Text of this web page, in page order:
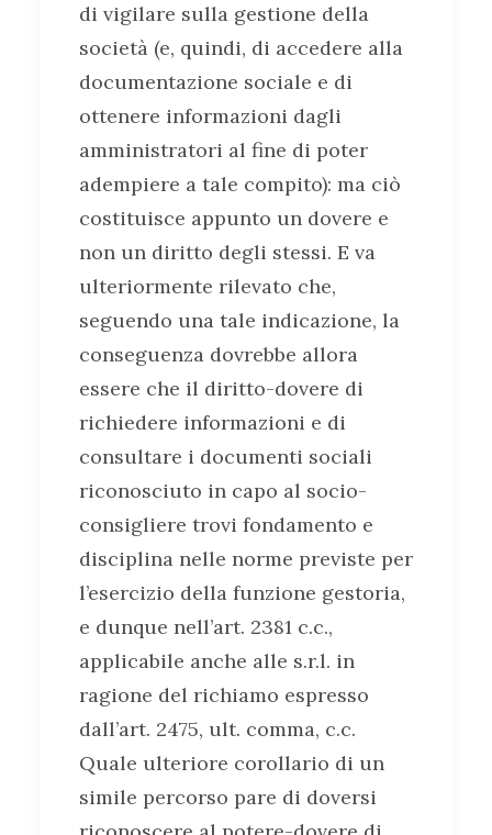
di vigilare sulla gestione della
società (e, quindi, di accedere alla
documentazione sociale e di
ottenere informazioni dagli
amministratori al fine di poter
adempiere a tale compito): ma ciò
costituisce appunto un dovere e
non un diritto degli stessi. E va
ulteriormente rilevato che,
seguendo una tale indicazione, la
conseguenza dovrebbe allora
essere che il diritto-dovere di
richiedere informazioni e di
consultare i documenti sociali
riconosciuto in capo al socio-
consigliere trovi fondamento e
disciplina nelle norme previste per
l’esercizio della funzione gestoria,
e dunque nell’art. 2381 c.c.,
applicabile anche alle s.r.l. in
ragione del richiamo espresso
dall’art. 2475, ult. comma, c.c.
Quale ulteriore corollario di un
simile percorso pare di doversi